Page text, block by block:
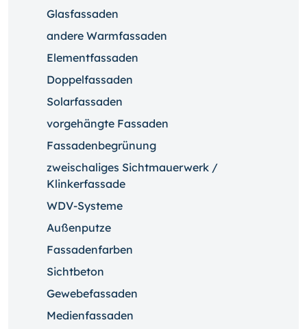
Glasfassaden
andere Warmfassaden
Elementfassaden
Doppelfassaden
Solarfassaden
vorgehängte Fassaden
Fassadenbegrünung
zweischaliges Sichtmauerwerk /
Klinkerfassade
WDV-Systeme
Außenputze
Fassadenfarben
Sichtbeton
Gewebefassaden
Medienfassaden